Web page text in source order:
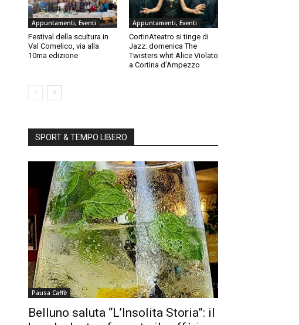
Appuntamenti, Eventi
Festival della scultura in
Val Comelico, via alla
10ma edizione
Appuntamenti, Eventi
CortinAteatro si tinge di
Jazz: domenica The
Twisters whit Alice Violato
a Cortina d’Ampezzo
SPORT & TEMPO LIBERO
Pausa Caffè
Belluno saluta “L’Insolita Storia”: il